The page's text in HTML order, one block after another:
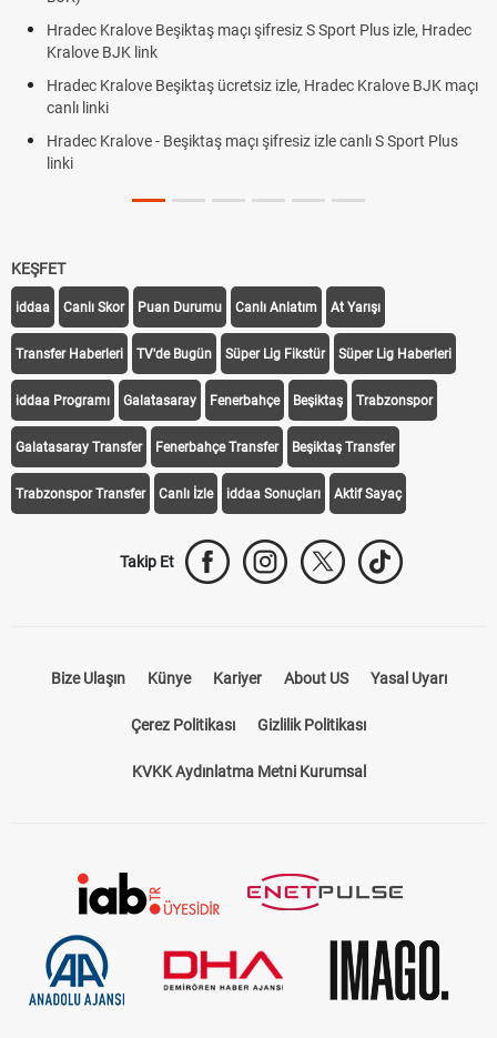
Kralove Beşiktaş maçı şifresiz S Sport Plus izle, Hradec
BJK link
Kralove Beşiktaş ücretsiz izle, Hradec Kralove BJK maçı
linki
Kralove - Beşiktaş maçı şifresiz izle canlı S Sport Plus
KEŞFET
iddaa Canlı Skor Puan Durumu Canlı Anlatım At Yarışı
Transfer Haberleri TV'de Bugün Süper Lig Fikstür Süper Lig Haberleri
iddaa Programı Galatasaray Fenerbahçe Beşiktaş Trabzonspor
Galatasaray Transfer Fenerbahçe Transfer Beşiktaş Transfer
Trabzonspor Transfer Canlı İzle iddaa Sonuçları Aktif Sayaç
Takip Et
Bize Ulaşın Künye Kariyer About US Yasal Uyarı
Çerez Politikası Gizlilik Politikası
KVKK Aydınlatma Metni Kurumsal